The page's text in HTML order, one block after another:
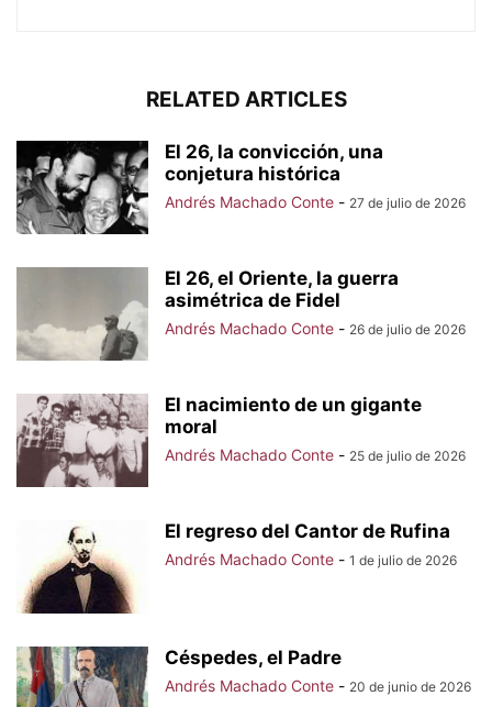
RELATED ARTICLES
El 26, la convicción, una
conjetura histórica
Andrés Machado Conte - 27 de julio de 2026
El 26, el Oriente, la guerra
asimétrica de Fidel
Andrés Machado Conte - 26 de julio de 2026
El nacimiento de un gigante
moral
Andrés Machado Conte - 25 de julio de 2026
El regreso del Cantor de Rufina
Andrés Machado Conte - 1 de julio de 2026
Céspedes, el Padre
Andrés Machado Conte - 20 de junio de 2026